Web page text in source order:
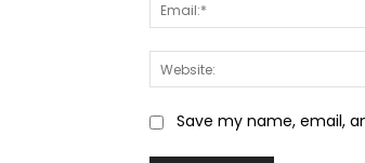
Save my name, email,